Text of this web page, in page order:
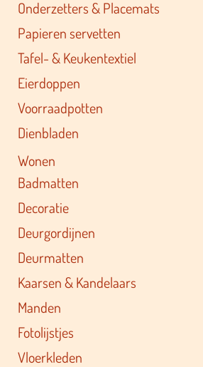
Onderzetters & Placemats
Papieren servetten
Tafel- & Keukentextiel
Eierdoppen
Voorraadpotten
Dienbladen
Wonen
Badmatten
Decoratie
Deurgordijnen
Deurmatten
Kaarsen & Kandelaars
Manden
Fotolijstjes
Vloerkleden